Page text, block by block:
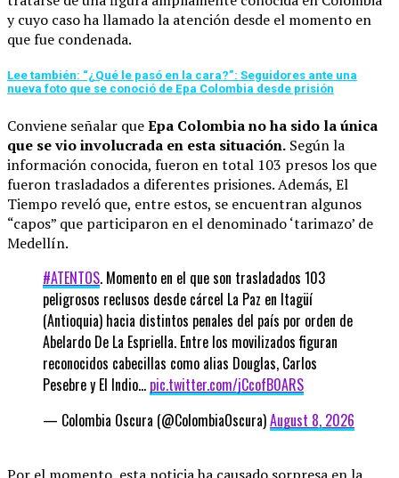
y cuyo caso ha llamado la atención desde el momento en
que fue condenada.
Lee también: “¿Qué le pasó en la cara?”: Seguidores ante una
nueva foto que se conoció de Epa Colombia desde prisión
Conviene señalar queEpa Colombia no ha sido la única
que se vio involucrada en esta situación. Según la
información conocida, fueron en total 103 presos los que
fueron trasladados a diferentes prisiones. Además, El
Tiempo reveló que, entre estos, se encuentran algunos
“capos” que participaron en el denominado ‘tarimazo’ de
Medellín.
#ATENTOS. Momento en el que son trasladados 103
peligrosos reclusos desde cárcel La Paz en Itagüí
(Antioquia) hacia distintos penales del país por orden de
Abelardo De La Espriella. Entre los movilizados figuran
reconocidos cabecillas como alias Douglas, Carlos
Pesebre y El Indio… pic.twitter.com/jCcofB0ARS
— Colombia Oscura (@ColombiaOscura)August 8, 2026
Por el momento, esta noticia ha causado sorpresa en la